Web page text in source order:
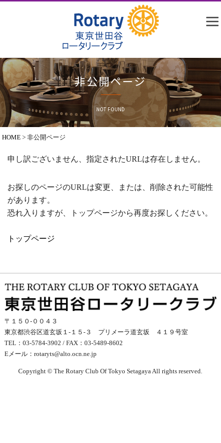
非公開ページ
NOT FOUND
HOME >非公開ページ
申し訳ございません、指定されたURLは存在しません。
お探しのページのURLは変更、または、削除された可能性
があります。
恐れ入りますが、トップページから再度お探しください。
トップページ
〒１５０-００４３
東京都渋谷区道玄坂１-１５-３ プリメーラ道玄坂 ４１９号室
TEL：03-5784-3902 / FAX：03-5489-8602
Eメール： rotaryts@alto.ocn.ne.jp
Copyright © The Rotary Club Of Tokyo Setagaya All rights reserved.